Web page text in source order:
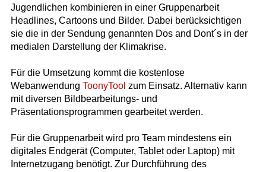
Jugendlichen kombinieren in einer Gruppenarbeit
Headlines, Cartoons und Bilder. Dabei berücksichtigen
sie die in der Sendung genannten Dos and Dont´s in der
medialen Darstellung der Klimakrise.
Für die Umsetzung kommt die kostenlose
Webanwendung ToonyTool zum Einsatz. Alternativ kann
mit diversen Bildbearbeitungs- und
Präsentationsprogrammen gearbeitet werden.
Für die Gruppenarbeit wird pro Team mindestens ein
digitales Endgerät (Computer, Tablet oder Laptop) mit
Internetzugang benötigt. Zur Durchführung des